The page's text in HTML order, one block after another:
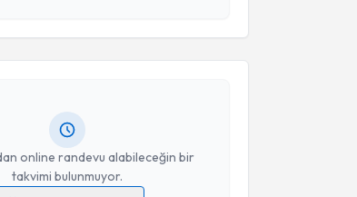
Talebini Gönder
online randevu alabileceğin bir
takvimi bulunmuyor.
için randevu takvimi talebi oluşturun.
almanız için bir takvim